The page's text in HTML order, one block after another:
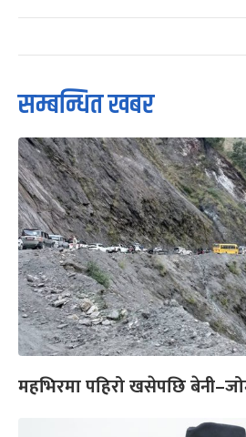
सम्बन्धित खबर
महभिरमा पहिरो खसेपछि